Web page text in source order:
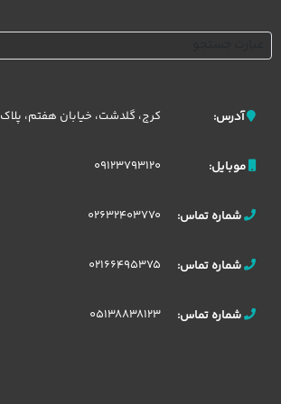
آدرس: کرج، گلدشت، خیابان هفتم، پلاک 21
موبایل: 09123793120
شماره تماس: 02632403770
شماره تماس: 02166495375
شماره تماس: 05138838123